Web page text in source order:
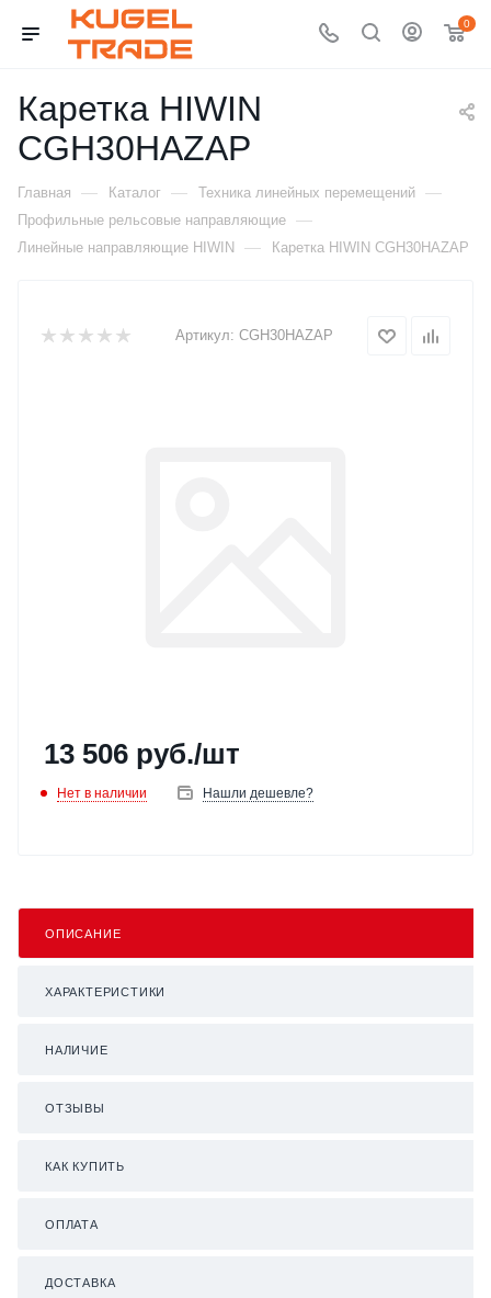
0
Каретка HIWIN
CGH30HAZAP
Главная — Каталог — Техника линейных перемещений —
Профильные рельсовые направляющие —
Линейные направляющие HIWIN — Каретка HIWIN CGH30HAZAP
Артикул: CGH30HAZAP
13 506 руб./шт
Нет в наличии Нашли дешевле?
ОПИСАНИЕ
ХАРАКТЕРИСТИКИ
НАЛИЧИЕ
ОТЗЫВЫ
КАК КУПИТЬ
ОПЛАТА
ДОСТАВКА